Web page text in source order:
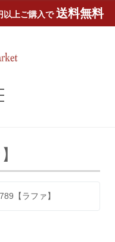
以上ご購入で 送料無料
【ラファ】